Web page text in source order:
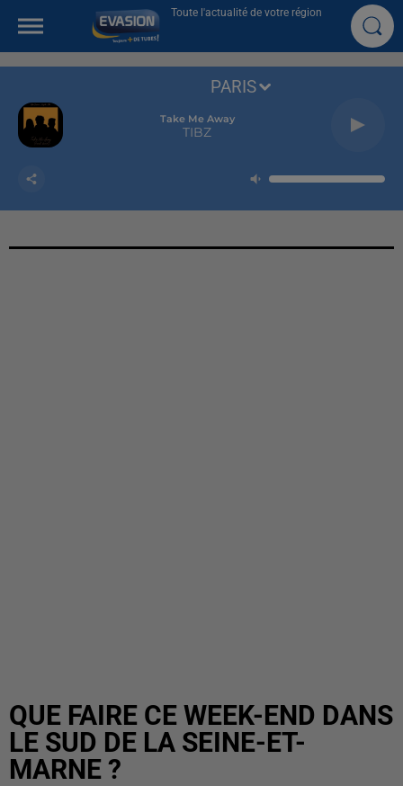
Toute l'actualité de votre région
Take Me Away
TIBZ
PARIS
QUE FAIRE CE WEEK-END DANS
LE SUD DE LA SEINE-ET-
MARNE ?